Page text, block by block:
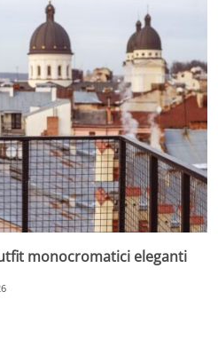
monocromatici eleganti